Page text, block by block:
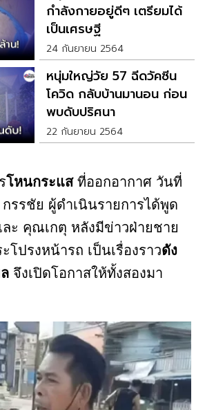
กำลังกายอยู่ดีๆ เตรียมได้
เป็นเศรษฐี
24 กันยายน 2564
หนุ่มใหญ่วัย 57 ฉีดวัคซีน
โควิด กลับบ้านมานอน ก่อน
พบดับปริศนา
22 กันยายน 2564
โหนกระแสที่ออกอากาศ วันที่
รรชัย ผู้ดำเนินรายการได้พูด
ะ คุณเกตุ หลังมีข่าวฝ่ายชาย
โปรงหน้ารถ เป็นเรื่องราวดัง
จึงเปิดโอกาสให้ทั้งสองมา